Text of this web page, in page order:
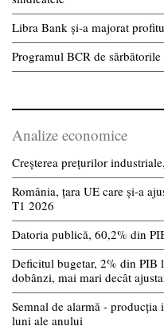
Libra Bank și-a majorat
Programul BCR de sărbătorile
Analize economice
Creșterea prețurilor
România, țara UE care și-a
T1 2026
Datoria publică, 60,2% din
Deficitul bugetar, 2% din PIB
dobânzi, mai mari decât
Semnal de alarmă -
luni ale anului